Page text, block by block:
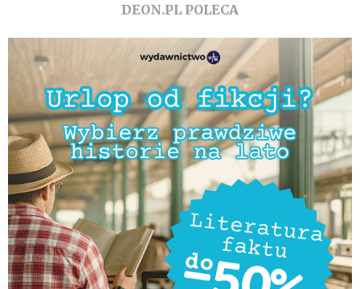
DEON.PL POLECA